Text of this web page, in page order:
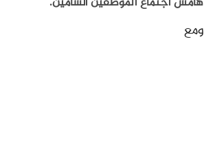
ومع